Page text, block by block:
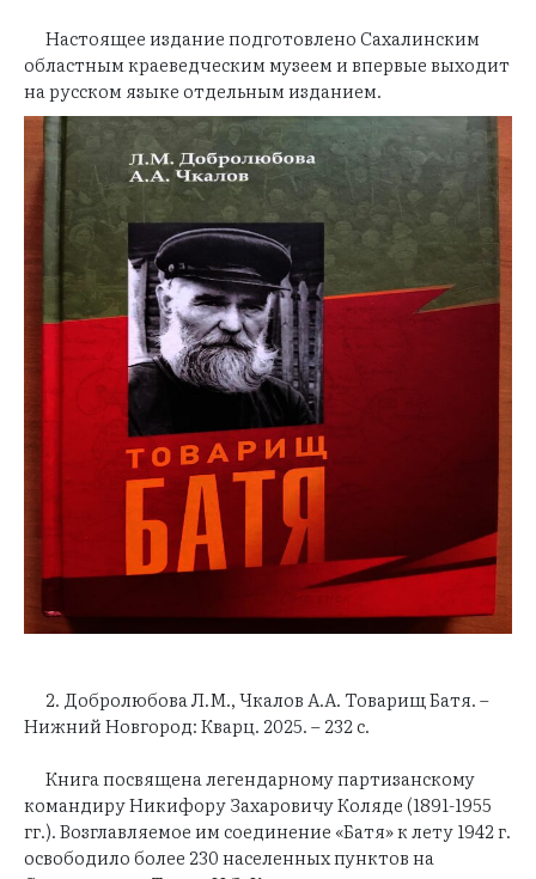
Настоящее издание подготовлено Сахалинским
областным краеведческим музеем и впервые выходит
на русском языке отдельным изданием.
2. Дoбрoлюбовa Л.М., Чкалов А.A. Товарищ Батя. –
Нижний Новгород: Кварц. 2025. – 232 с.
Книга посвящена легендарному партизанскому
командиру Никифору Захаровичу Коляде (1891-1955
гг.). Возглавляемое им соединение «Батя» к лету 1942 г.
освободило более 230 населенных пунктов на